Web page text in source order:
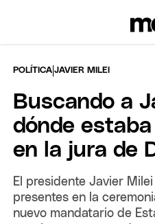
POLÍTICA |JAVIER MILEI
Buscando a
dónde
en la jura de
El presidente Javier
presentes en la
nuevo mandatario de